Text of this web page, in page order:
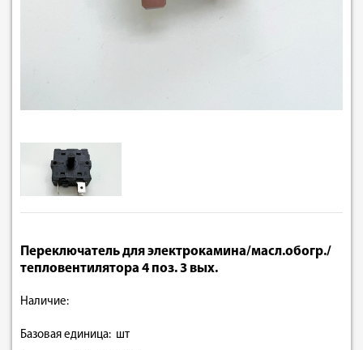
Переключатель для электрокамина/масл.обогр./
тепловентилятора 4 поз. 3 вых.
Наличие:
Базовая единица: шт